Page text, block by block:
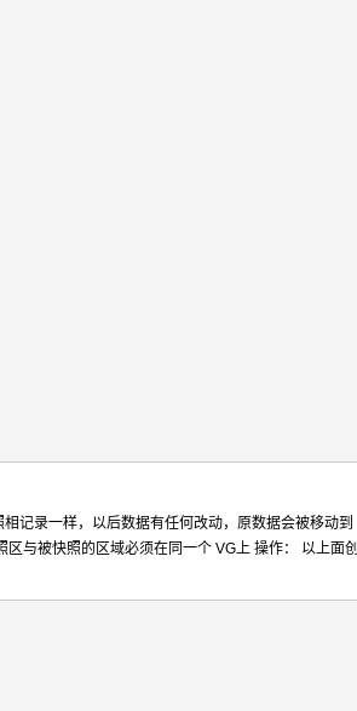
记录一样，以后数据有任何改动，原数据会被移动到
与被快照的区域必须在同一个 VG上 操作： 以上面创